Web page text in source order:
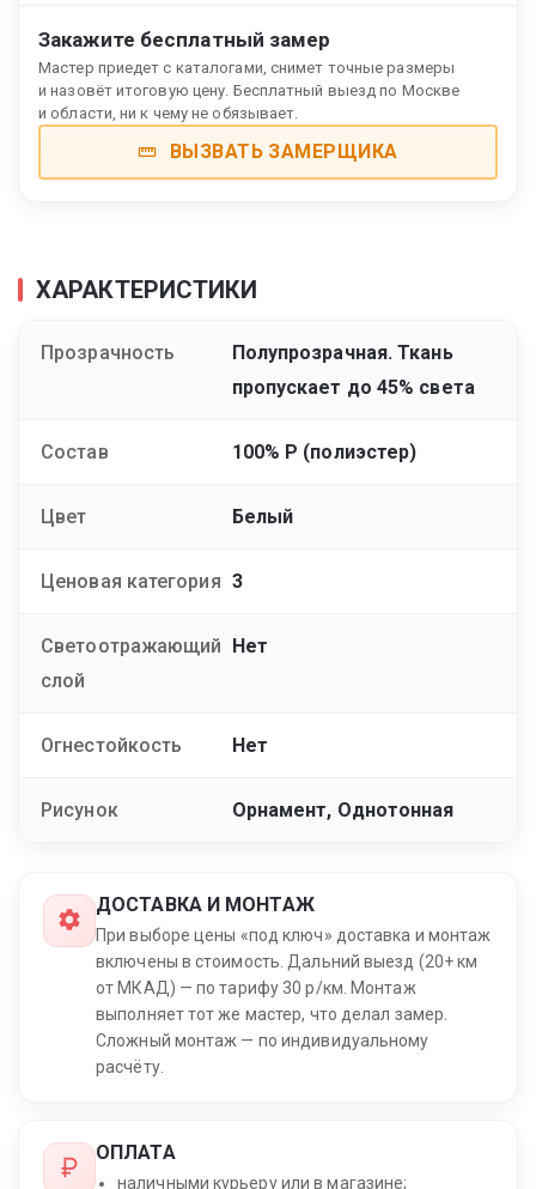
Закажите бесплатный замер
Мастер приедет с каталогами, снимет точные размеры
и назовёт итоговую цену. Бесплатный выезд по Москве
и области, ни к чему не обязывает.
ВЫЗВАТЬ ЗАМЕРЩИКА
ХАРАКТЕРИСТИКИ
Прозрачность
Полупрозрачная. Ткань
пропускает до 45% света
Состав 100% Р (полиэстер)
Цвет Белый
Ценовая категория 3
Светоотражающий
слой
Нет
Огнестойкость Нет
Рисунок Орнамент, Однотонная
ДОСТАВКА И МОНТАЖ
При выборе цены «под ключ» доставка и монтаж
включены в стоимость. Дальний выезд (20+ км
от МКАД) — по тарифу 30 р/км. Монтаж
выполняет тот же мастер, что делал замер.
Сложный монтаж — по индивидуальному
расчёту.
ОПЛАТА
наличными курьеру или в магазине;